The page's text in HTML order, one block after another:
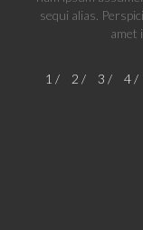
sequi alias.
amet
1 2 3 4